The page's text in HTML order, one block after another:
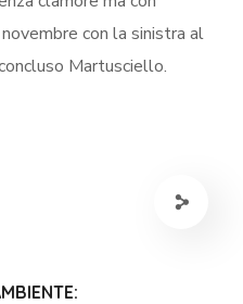
con la sinistra al
Martusciello.